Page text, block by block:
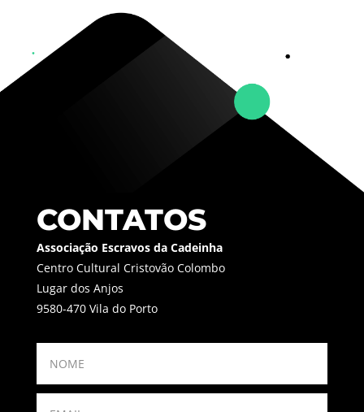
CONTATOS
Associação Escravos da Cadeinha
Centro Cultural Cristovão Colombo
Lugar dos Anjos
9580-470 Vila do Porto